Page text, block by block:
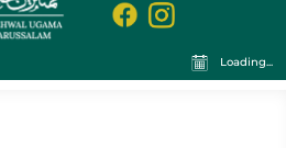
Loading...